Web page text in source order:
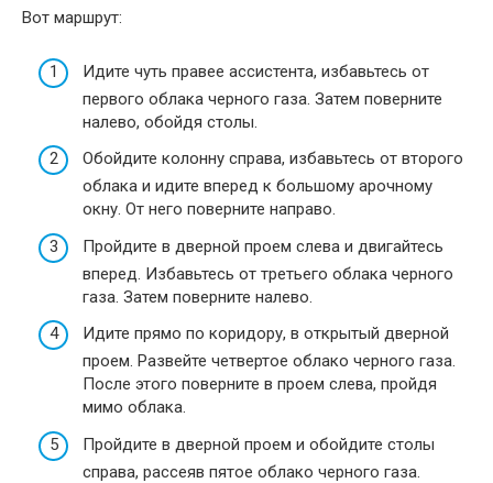
Вот маршрут:
Идите чуть правее ассистента, избавьтесь от
первого облака черного газа. Затем поверните
налево, обойдя столы.
Обойдите колонну справа, избавьтесь от второго
облака и идите вперед к большому арочному
окну. От него поверните направо.
Пройдите в дверной проем слева и двигайтесь
вперед. Избавьтесь от третьего облака черного
газа. Затем поверните налево.
Идите прямо по коридору, в открытый дверной
проем. Развейте четвертое облако черного газа.
После этого поверните в проем слева, пройдя
мимо облака.
Пройдите в дверной проем и обойдите столы
справа, рассеяв пятое облако черного газа.